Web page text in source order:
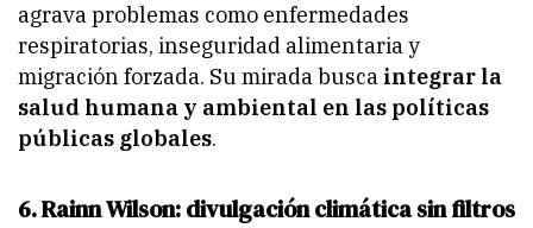
agrava problemas como enfermedades
respiratorias, inseguridad alimentaria y
migración forzada. Su mirada busca integrar la
salud humana y ambiental en las políticas
públicas globales.
6. Rainn Wilson: divulgación climática sin filtros